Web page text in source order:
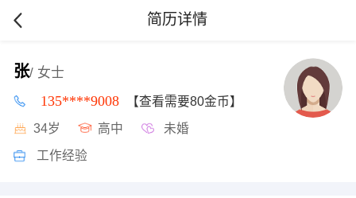
简历详情
张/ 女士
135****9008 【查看需要80金币】
34岁 高中 未婚
工作经验